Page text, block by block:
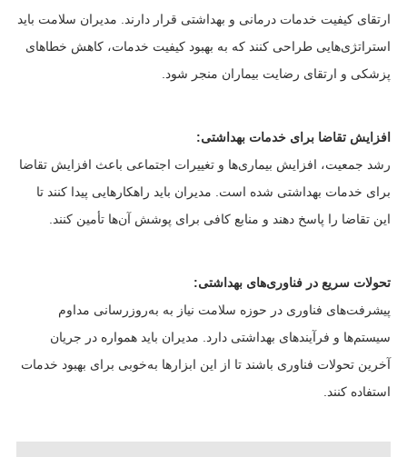
ارتقای کیفیت خدمات درمانی و بهداشتی قرار دارند. مدیران سلامت باید
استراتژی‌هایی طراحی کنند که به بهبود کیفیت خدمات، کاهش خطاهای
پزشکی و ارتقای رضایت بیماران منجر شود.
افزایش تقاضا برای خدمات بهداشتی:
رشد جمعیت، افزایش بیماری‌ها و تغییرات اجتماعی باعث افزایش تقاضا
برای خدمات بهداشتی شده است. مدیران باید راهکارهایی پیدا کنند تا
این تقاضا را پاسخ دهند و منابع کافی برای پوشش آن‌ها تأمین کنند.
تحولات سریع در فناوری‌های بهداشتی:
پیشرفت‌های فناوری در حوزه سلامت نیاز به به‌روزرسانی مداوم
سیستم‌ها و فرآیندهای بهداشتی دارد. مدیران باید همواره در جریان
آخرین تحولات فناوری باشند تا از این ابزارها به‌خوبی برای بهبود خدمات
استفاده کنند.